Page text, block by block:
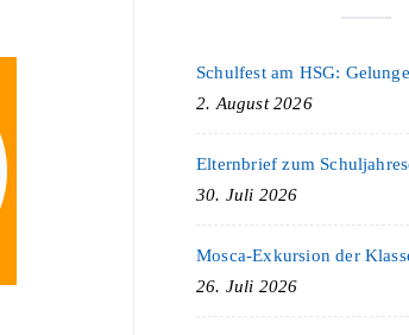
2. August 2026
Elternbrief zum
30. Juli 2026
Mosca-Exkursion der
26. Juli 2026